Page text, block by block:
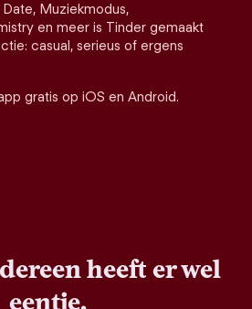
Muziekmodus,
en meer is Tinder gemaakt
casual, serieus of ergens
gratis op iOS en Android.
heeft er wel
eentje.